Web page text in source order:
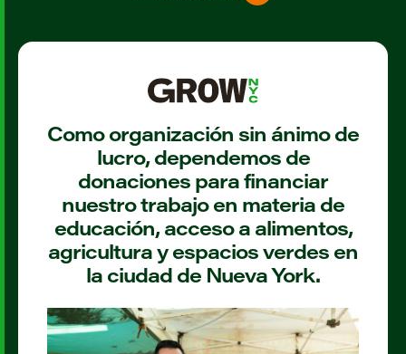
Como organización sin ánimo de
lucro, dependemos de
donaciones para financiar
nuestro trabajo en materia de
educación, acceso a alimentos,
agricultura y espacios verdes en
la ciudad de Nueva York.